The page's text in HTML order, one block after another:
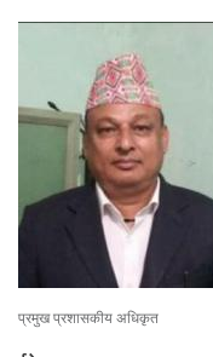
प्रमुख प्रशासकीय अधिकृत